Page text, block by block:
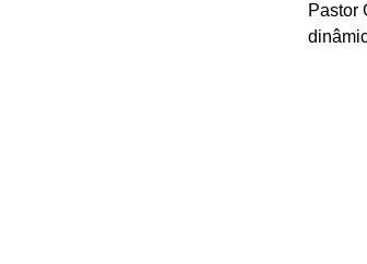
Pastor